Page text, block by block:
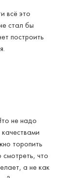
всё это
стал бы
построить
не надо
торопить
что
а не как